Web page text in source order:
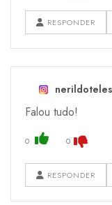
RESPONDER
nerildoteles
Falou tudo!
0 0
RESPONDER